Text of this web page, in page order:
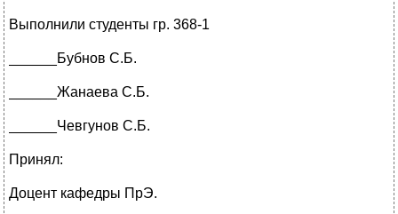
Выполнили студенты гр. 368-1
______Бубнов С.Б.
______Жанаева С.Б.
______Чевгунов С.Б.
Принял:
Доцент кафедры ПрЭ.